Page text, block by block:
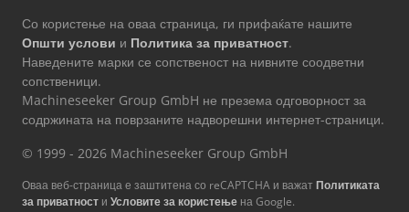
Со користење на оваа страница, ги прифаќате нашите
Општи услови и Политика за приватност.
Наведените марки се сопственост на нивните соодветни
сопственици.
Machineseeker Group GmbH не презема одговорност за
содржината на поврзаните надворешни интернет-страници.
© 1999 - 2026 Machineseeker Group GmbH
Оваа веб-страница е заштитена со reCAPTCHA и важат Политиката
за приватност и Условите за користење на Google.